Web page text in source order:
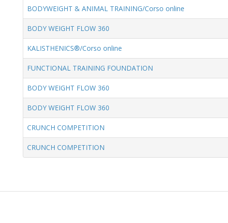
BODYWEIGHT & ANIMAL TRAINING/Corso online
BODY WEIGHT FLOW 360
KALISTHENICS®/Corso online
FUNCTIONAL TRAINING FOUNDATION
BODY WEIGHT FLOW 360
BODY WEIGHT FLOW 360
CRUNCH COMPETITION
CRUNCH COMPETITION